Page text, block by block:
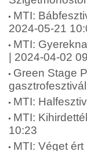
MTI:
2024-05-21
MTI:
| 2024-04-02
Green Stage
MTI:
MTI:
10:23
MTI: Véget